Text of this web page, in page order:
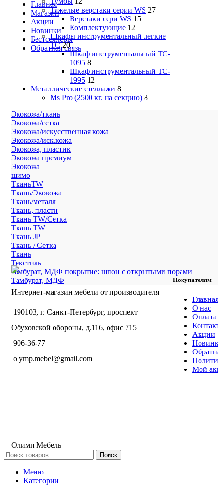
Главная
Магазин
Акции
Новинки
Бестселлеры
Обратная связь
Тяжелые верстаки серии WS 27
Верстаки сери WS 15
Комплектующие 12
Шкафы инструментальный легкие
ТС 20
Шкаф инструментальный TC-
1095 8
Шкаф инструментальный TC-
1995 12
Металлические стеллажи 8
Ms Pro (2500 кг. на секцию) 8
Экокожа/ткань
Экокожа/сетка
Экокожа/искусственная кожа
Экокожа/иск.кожа
Экокожа, пластик
Экокожа премиум
Экокожа
шимо
ТканьTW
Ткань/Экокожа
Ткань/металл
Ткань, пласти
Ткань TW/Сетка
Ткань TW
Ткань JP
Ткань / Сетка
Ткань
Текстиль
тамбурат, МДФ покрытие: шпон с открытыми порами
Тамбурат, МДФ
Интернет-магазин мебели от производителя
190103, г. Санкт-Петербург, проспект
Обуховской обороны, д.116, офис 715
906-36-77
olymp.mebel@gmail.com
Покупателям
Главная
О нас
Оплата
Акции
Мой
Олимп Мебель
Поиск
Меню
Категории